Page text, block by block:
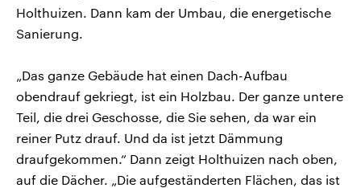
Holthuizen. Dann kam der Umbau, die energetische
Sanierung.
„Das ganze Gebäude hat einen Dach-Aufbau
obendrauf gekriegt, ist ein Holzbau. Der ganze untere
Teil, die drei Geschosse, die Sie sehen, da war ein
reiner Putz drauf. Und da ist jetzt Dämmung
draufgekommen.“ Dann zeigt Holthuizen nach oben,
auf die Dächer. „Die aufgeständerten Flächen, das ist